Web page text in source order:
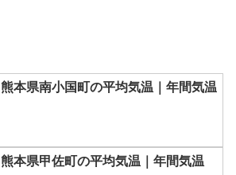
熊本県南小国町の平均気温｜年間気温
熊本県甲佐町の平均気温｜年間気温